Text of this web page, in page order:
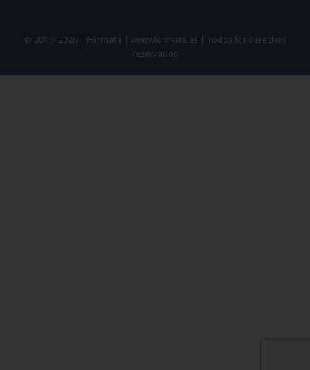
© 2017- 2026 | Fórmate | www.formate.es | Todos los derechos
reservados